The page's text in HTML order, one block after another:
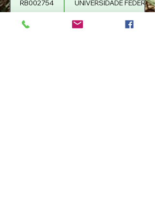
RB002754 UNIVERSIDADE
RB992506 UNIVERSIDADE